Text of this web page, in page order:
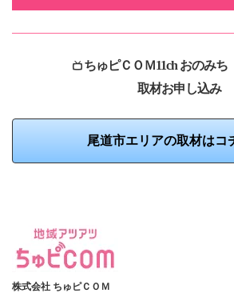
ちゅピＣＯＭ11ch おのみち
取材お申し込み
尾道市エリアの取材はコ
株式会社 ちゅピＣＯＭ